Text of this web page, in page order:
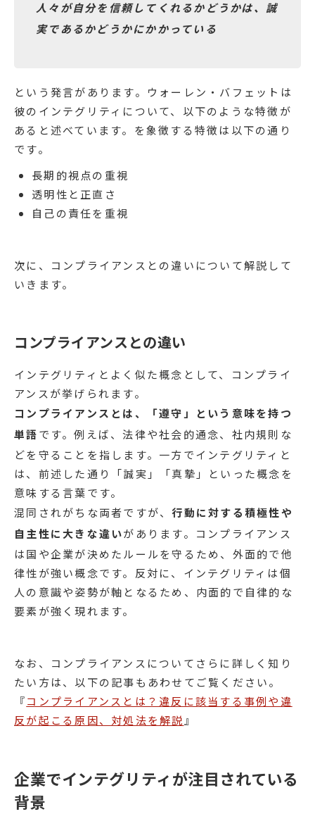
人々が自分を信頼してくれるかどうかは、誠
実であるかどうかにかかっている
という発言があります。ウォーレン・バフェットは
彼のインテグリティについて、以下のような特徴が
あると述べています。を象徴する特徴は以下の通り
です。
長期的視点の重視
透明性と正直さ
自己の責任を重視
次に、コンプライアンスとの違いについて解説して
いきます。
コンプライアンスとの違い
インテグリティとよく似た概念として、コンプライ
アンスが挙げられます。
コンプライアンスとは、「遵守」という意味を持つ
単語です。例えば、法律や社会的通念、社内規則な
どを守ることを指します。一方でインテグリティと
は、前述した通り「誠実」「真摯」といった概念を
意味する言葉です。
混同されがちな両者ですが、 行動に対する積極性や
自主性に大きな違いがあります。コンプライアンス
は国や企業が決めたルールを守るため、外面的で他
律性が強い概念です。反対に、インテグリティは個
人の意識や姿勢が軸となるため、内面的で自律的な
要素が強く現れます。
なお、コンプライアンスについてさらに詳しく知り
たい方は、以下の記事もあわせてご覧ください。
『コンプライアンスとは？違反に該当する事例や違
反が起こる原因、対処法を解説 』
企業でインテグリティが注目されている
背景